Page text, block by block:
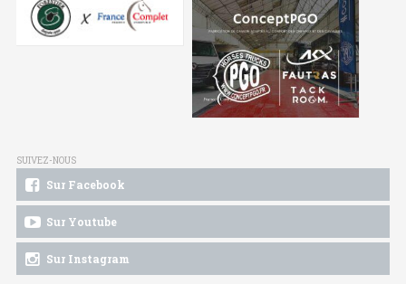
SUIVEZ-NOUS
Sur Facebook
Sur Youtube
Sur Instagram